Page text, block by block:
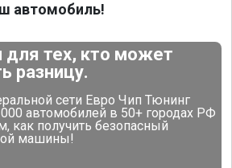
автомобиль!
тех, кто может
разницу.
сети Евро Чип Тюнинг
автомобилей в 50+ городах РФ
как получить безопасный
машины!